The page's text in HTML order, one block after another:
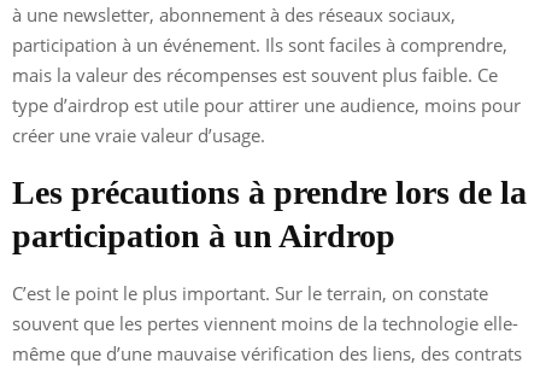
à une newsletter, abonnement à des réseaux sociaux,
participation à un événement. Ils sont faciles à comprendre,
mais la valeur des récompenses est souvent plus faible. Ce
type d’airdrop est utile pour attirer une audience, moins pour
créer une vraie valeur d’usage.
Les précautions à prendre lors de la
participation à un Airdrop
C’est le point le plus important. Sur le terrain, on constate
souvent que les pertes viennent moins de la technologie elle-
même que d’une mauvaise vérification des liens, des contrats